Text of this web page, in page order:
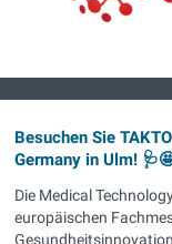
Besuchen Sie
Germany in Ulm!
Die Medical
europäischen